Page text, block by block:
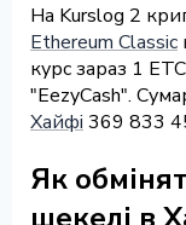
На Kurslog 2
Ethereum Classic
курс зараз 1
"EezyCash".
Хайфі 369 833
Як